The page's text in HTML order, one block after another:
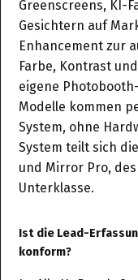
Greenscreens, KI-
Gesichtern auf
Enhancement zur
Farbe, Kontrast
eigene
Modelle kommen
System, ohne
System teilt sich
und Mirror Pro,
Unterklasse.
Ist die Lead-
konform?